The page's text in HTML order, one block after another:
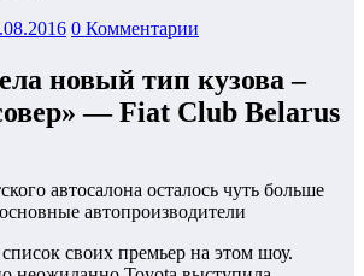
0 Комментарии
новый тип кузова –
— Fiat Club Belarus
автосалона осталось чуть больше
автопроизводители
своих премьер на этом шоу.